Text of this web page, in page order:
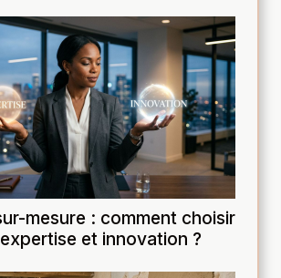
mesure : comment choisir
et innovation ?